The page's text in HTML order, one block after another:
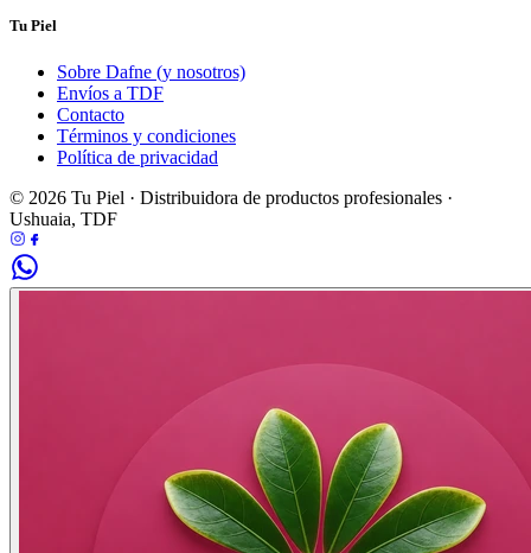
Tu Piel
Sobre Dafne (y nosotros)
Envíos a TDF
Contacto
Términos y condiciones
Política de privacidad
© 2026 Tu Piel · Distribuidora de productos profesionales ·
Ushuaia, TDF